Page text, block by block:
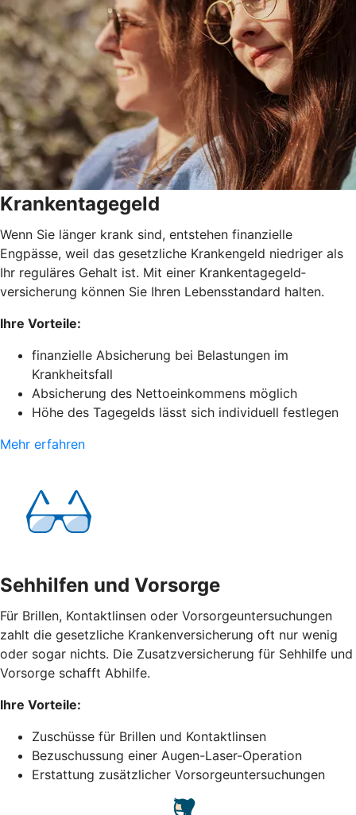
Krankentagegeld
Wenn Sie länger krank sind, entstehen finanzielle
Engpässe, weil das gesetzliche Krankengeld niedriger als
Ihr reguläres Gehalt ist. Mit einer Krankentagegeld­
versicherung können Sie Ihren Lebensstandard halten.
Ihre Vorteile:
finanzielle Absicherung bei Belastungen im
Krankheitsfall
Absicherung des Nettoeinkommens möglich
Höhe des Tagegelds lässt sich individuell festlegen
Mehr erfahren
Sehhilfen und Vorsorge
Für Brillen, Kontaktlinsen oder Vorsorgeuntersuchungen
zahlt die gesetzliche Krankenversicherung oft nur wenig
oder sogar nichts. Die Zusatzversicherung für Sehhilfe und
Vorsorge schafft Abhilfe.
Ihre Vorteile:
Zuschüsse für Brillen und Kontaktlinsen
Bezuschussung einer Augen-Laser-Operation
Erstattung zusätzlicher Vorsorgeuntersuchungen